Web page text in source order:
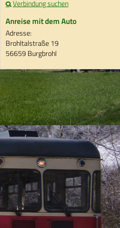
Verbindung suchen
Anreise mit dem Auto
Adresse:
Brohltalstraße 19
56659 Burgbrohl
Kaiserhalle und dem Schloss
entstanden, der auch viele
Zum Beweis, dass auch mit
Wilhelm Bell die Halle statt mit